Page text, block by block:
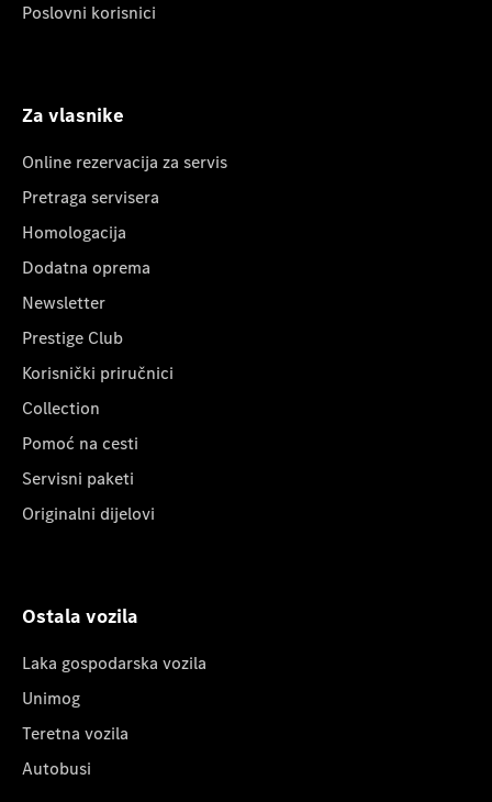
Poslovni korisnici
Za vlasnike
Online rezervacija za servis
Pretraga servisera
Homologacija
Dodatna oprema
Newsletter
Prestige Club
Korisnički priručnici
Collection
Pomoć na cesti
Servisni paketi
Originalni dijelovi
Ostala vozila
Laka gospodarska vozila
Unimog
Teretna vozila
Autobusi